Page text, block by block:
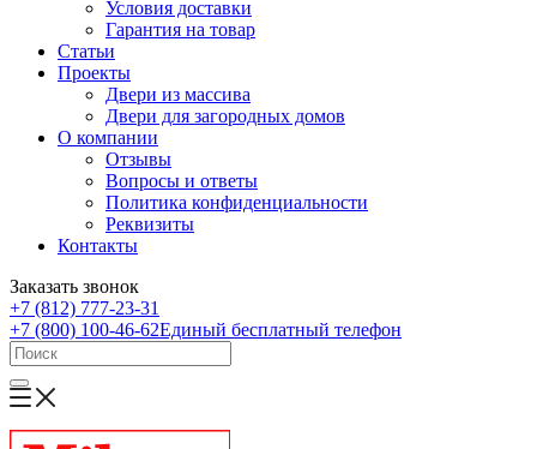
Условия доставки
Гарантия на товар
Статьи
Проекты
Двери из массива
Двери для загородных домов
О компании
Отзывы
Вопросы и ответы
Политика конфиденциальности
Реквизиты
Контакты
Заказать звонок
+7 (812) 777-23-31
+7 (800) 100-46-62Единый бесплатный телефон